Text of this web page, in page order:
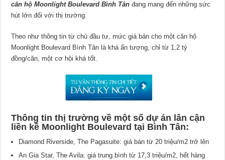
căn hộ Moonlight Boulevard Bình Tân đang mang đến những sức
hút lớn đối với thị trường.
Theo như thông tin từ chủ đầu tư, mức giá bán cho một căn hộ
Moonlight Boulevard Bình Tân là khá ấn tượng, chỉ từ 1,2 tỷ
đồng/căn, một cơ hội khá tốt.
Thông tin thị trường về một số dự án lân cận
liền kề Moonlight Boulevard tại Bình Tân:
Diamond Riverside, The Pagasuite: giá bán từ 20 triệu/m2 trở lên
An Gia Star, The Avila: giá trung bình từ 17,3 triệu/m2, hết hàng